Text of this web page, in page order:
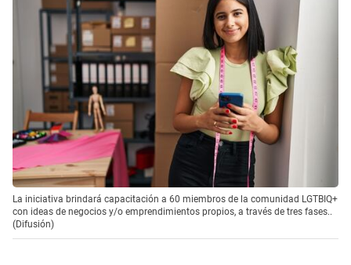
La iniciativa brindará capacitación a 60 miembros de la comunidad LGTBIQ+
con ideas de negocios y/o emprendimientos propios, a través de tres fases..
(Difusión)